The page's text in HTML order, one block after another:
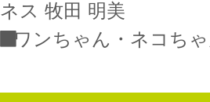
ネス 牧田 明美
ワンちゃん・ネコち